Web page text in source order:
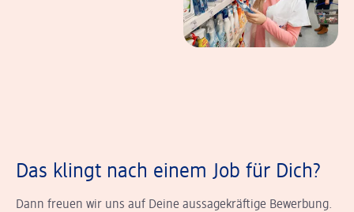
Das klingt nach einem Job für Dich?
Dann freuen wir uns auf Deine aussagekräftige Bewerbung.